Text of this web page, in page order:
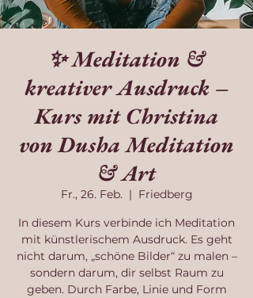
✨ Meditation &
kreativer Ausdruck –
Kurs mit Christina
von Dusha Meditation
& Art
Fr., 26. Feb.
  |
Friedberg
In diesem Kurs verbinde ich Meditation
mit künstlerischem Ausdruck. Es geht
nicht darum, „schöne Bilder“ zu malen –
sondern darum, dir selbst Raum zu
geben. Durch Farbe, Linie und Form